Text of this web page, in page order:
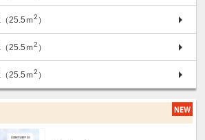
25.5ｍ2 ）
25.5ｍ2 ）
25.5ｍ2 ）